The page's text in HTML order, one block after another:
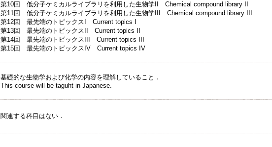
第10回 低分子ケミカルライブラリを利用した生物学II Chemical compound library II
第11回 低分子ケミカルライブラリを利用した生物学III Chemical compound library III
第12回 最先端のトピックスI Current topics I
第13回 最先端のトピックスII Current topics II
第14回 最先端のトピックスIII Current topics III
第15回 最先端のトピックスIV Current topics IV
基礎的な生物学および化学の内容を理解していること．
This course will be taguht in Japanese.
関連する科目はない．